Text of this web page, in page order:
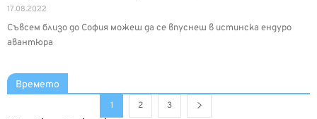
17.08.2022
Съвсем близо до София можеш да се впуснеш в истинска ендуро
авантюра
1 2 3
Времето